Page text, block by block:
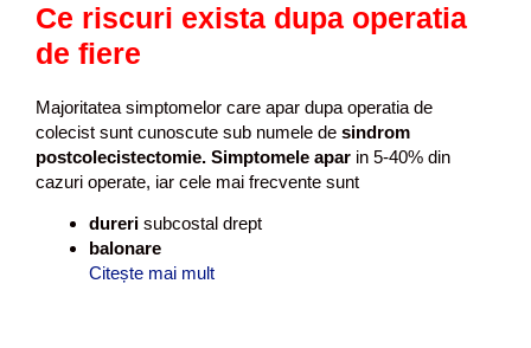
Ce riscuri exista dupa operatia
de fiere
Majoritatea simptomelor care apar dupa operatia de
colecist sunt cunoscute sub numele de sindrom
postcolecistectomie. Simptomele apar in 5-40% din
cazuri operate, iar cele mai frecvente sunt
dureri subcostal drept
balonare
Citește mai mult